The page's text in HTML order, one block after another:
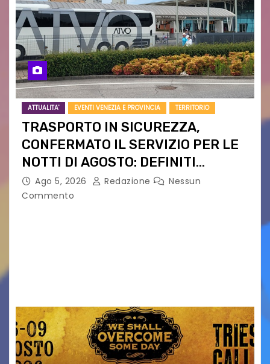
ATTUALITA' EVENTI VENEZIA E PROVINCIA TERRITORIO
TRASPORTO IN SICUREZZA,
CONFERMATO IL SERVIZIO PER LE
NOTTI DI AGOSTO: DEFINITI
PERCORSI, FERMATE E ORARIO
Ago 5, 2026 Redazione
Nessun
Commento